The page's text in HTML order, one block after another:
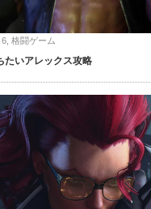
6 格闘ゲーム
たいアレックス攻略